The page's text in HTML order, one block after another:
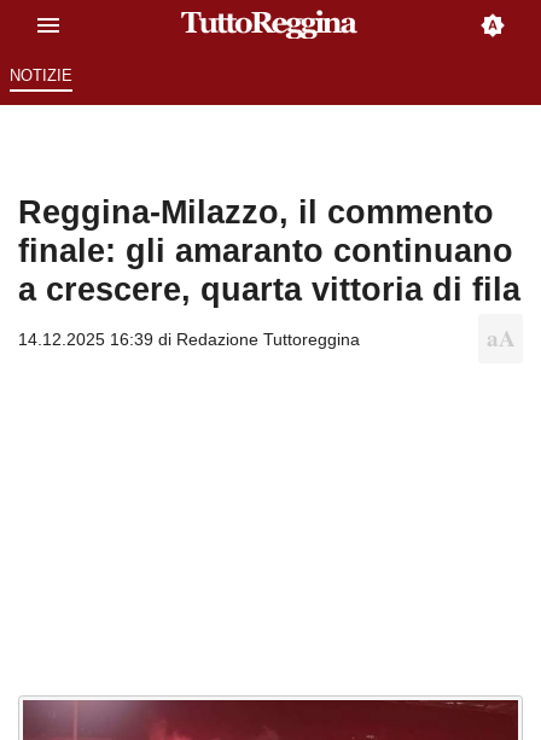
NOTIZIE
Reggina-Milazzo, il commento
finale: gli amaranto continuano
a crescere, quarta vittoria di fila
14.12.2025 16:39 di Redazione Tuttoreggina